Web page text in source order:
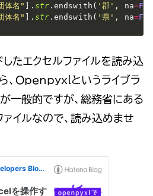
体名" ] . str.endswith ( '郡' , na=
体名" ] . str.endswith ( '県' , na=
したエクセルファイルを読み込
、Openpyxlというライブラ
一般的ですが、総務省にある
イルなので、読み込めませ